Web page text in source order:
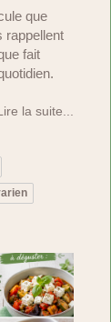
que
rappellent
fait
la suite...